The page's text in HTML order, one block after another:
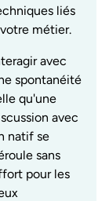
liés
métier.
avec
spontanéité
qu'une
avec
natif se
sans
pour les